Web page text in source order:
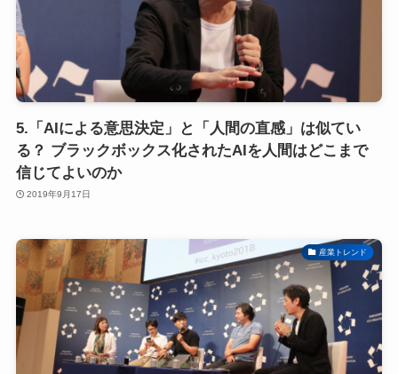
5.「AIによる意思決定」と「人間の直感」は似てい
る？ ブラックボックス化されたAIを人間はどこまで
信じてよいのか
2019年9月17日
産業トレンド